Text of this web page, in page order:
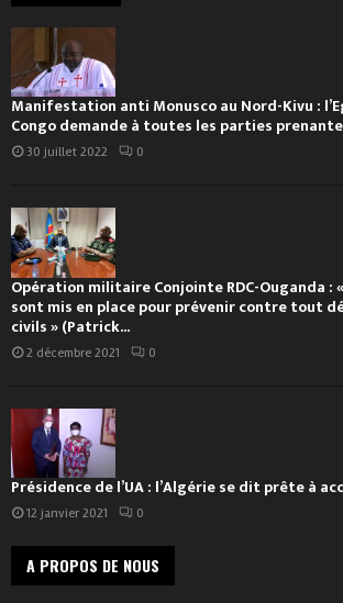
Manifestation anti Monusco au Nord-Kivu :
Congo demande à toutes les parties
30 juillet 2022 0
Opération militaire Conjointe RDC-Ouganda :
sont mis en place pour prévenir contre tout
civils » (Patrick...
2 décembre 2021 0
Présidence de l’UA : l’Algérie se dit prête à
12 janvier 2021 0
A PROPOS DE NOUS